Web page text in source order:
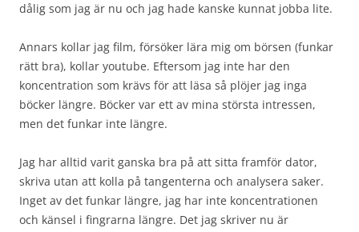
dålig som jag är nu och jag hade kanske kunnat jobba lite.
Annars kollar jag film, försöker lära mig om börsen (funkar
rätt bra), kollar youtube. Eftersom jag inte har den
koncentration som krävs för att läsa så plöjer jag inga
böcker längre. Böcker var ett av mina största intressen,
men det funkar inte längre.
Jag har alltid varit ganska bra på att sitta framför dator,
skriva utan att kolla på tangenterna och analysera saker.
Inget av det funkar längre, jag har inte koncentrationen
och känsel i fingrarna längre. Det jag skriver nu är